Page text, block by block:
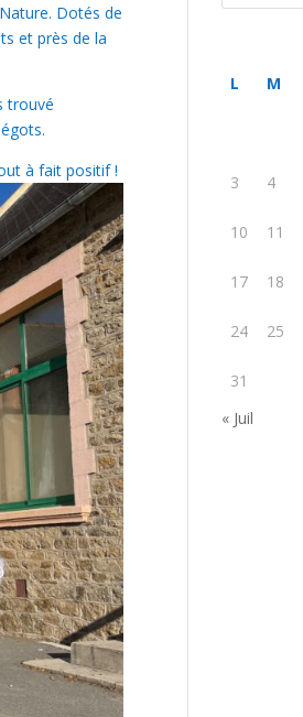
Dotés de
et près de la
trouvé
à fait positif !
L M
3 4
10 11
17 18
24 25
31
« Juil